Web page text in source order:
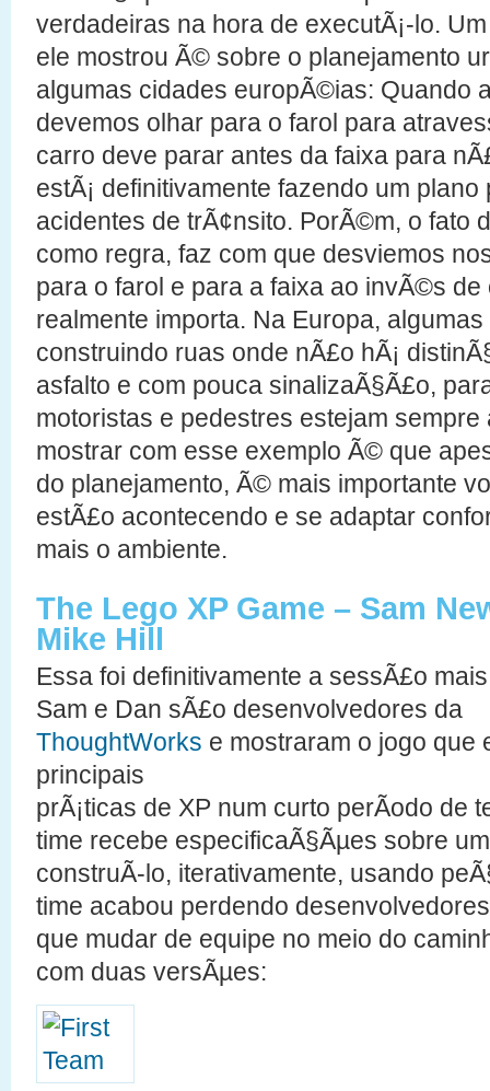
verdadeiras na hora de executÃ¡-lo.
ele mostrou Ã© sobre o planejamento
algumas cidades europÃ©ias: Quando
devemos olhar para o farol para
carro deve parar antes da faixa para
estÃ¡ definitivamente fazendo um plano
acidentes de trÃ¢nsito. PorÃ©m, o fato
como regra, faz com que desviemos
para o farol e para a faixa ao invÃ©s
realmente importa. Na Europa,
construindo ruas onde nÃ£o hÃ¡
asfalto e com pouca sinalizaÃ§Ã£o,
motoristas e pedestres estejam
mostrar com esse exemplo Ã© que
do planejamento, Ã© mais importante
estÃ£o acontecendo e se adaptar
mais o ambiente.
The Lego XP Game – Sam
Mike Hill
Essa foi definitivamente a sessÃ£o
Sam e Dan sÃ£o desenvolvedores da
ThoughtWorks e mostraram o jogo que
principais
prÃ¡ticas de XP num curto perÃ­odo de
time recebe especificaÃ§Ãµes sobre
construÃ­-lo, iterativamente, usando
time acabou perdendo
que mudar de equipe no meio do
com duas versÃµes: